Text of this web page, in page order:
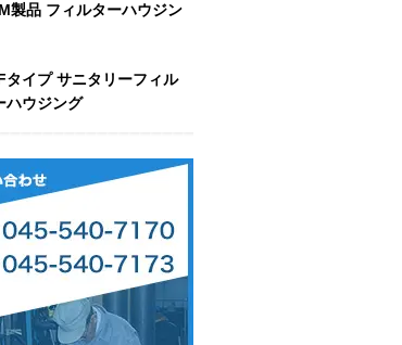
製品 フィルターハウジン
タイプ サニタリーフィル
ハウジング